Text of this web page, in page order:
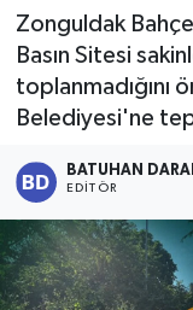
Zonguldak
Basın Sitesi
toplanmadığını
Belediyesi'ne
BATUHAN
EDITÖR
Devrek
Gökçebey
Spor
Son Dakika
Haber Arşivi